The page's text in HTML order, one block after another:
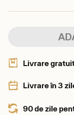
Livrare
Livrare în 3
90 de zile